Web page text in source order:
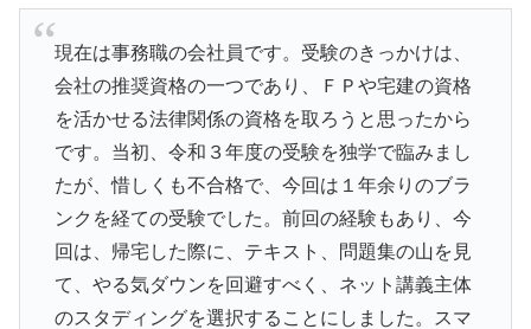
現在は事務職の会社員です。受験のきっかけは、
会社の推奨資格の一つであり、ＦＰや宅建の資格
を活かせる法律関係の資格を取ろうと思ったから
です。当初、令和３年度の受験を独学で臨みまし
たが、惜しくも不合格で、今回は１年余りのブラ
ンクを経ての受験でした。前回の経験もあり、今
回は、帰宅した際に、テキスト、問題集の山を見
て、やる気ダウンを回避すべく、ネット講義主体
のスタディングを選択することにしました。スマ